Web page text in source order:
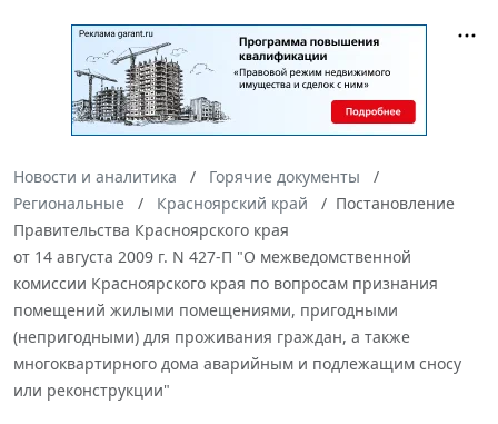
Новости и аналитика
Горячие документы
Региональные
Красноярский край
Постановление
Правительства Красноярского края
от 14 августа 2009 г. N 427-П "О межведомственной
комиссии Красноярского края по вопросам признания
помещений жилыми помещениями, пригодными
(непригодными) для проживания граждан, а также
многоквартирного дома аварийным и подлежащим сносу
или реконструкции"